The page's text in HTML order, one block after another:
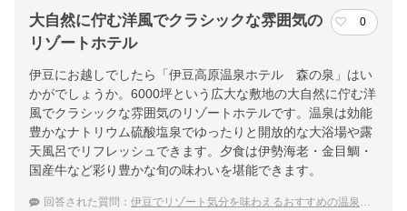
大自然に佇む洋風でクラシックな雰囲気の
リゾートホテル
0
伊豆にお越しでしたら「伊豆高原温泉ホテル 森の泉」はい
かがでしょうか。6000坪という広大な敷地の大自然に佇む洋
風でクラシックな雰囲気のリゾートホテルです。温泉は効能
豊かなナトリウム硫酸塩泉でゆったりと開放的な大浴場や露
天風呂でリフレッシュできます。夕食は伊勢海老・金目鯛・
国産牛など彩り豊かな旬の味わいを堪能できます。
回答された質問： 伊豆でリゾート気分を味わえるおすすめの温泉宿を教えてください